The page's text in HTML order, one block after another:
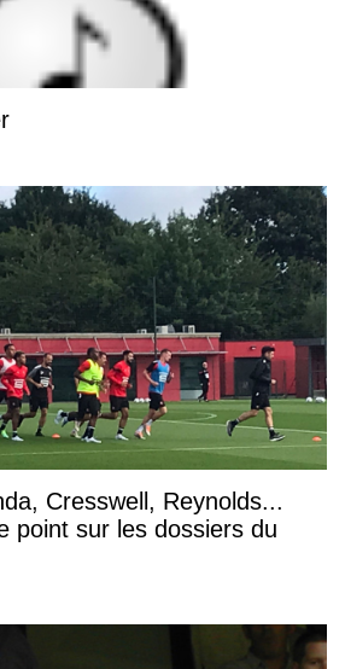
Cresswell, Reynolds...
point sur les dossiers du